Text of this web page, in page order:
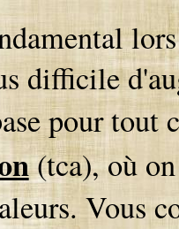
difficile
pour tout
(tca), où
Vous